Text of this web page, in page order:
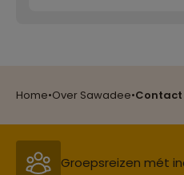
Home•Over Sawadee•Contact
Groepsreizen mét